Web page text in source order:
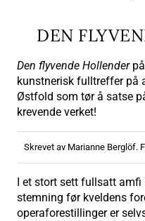
DEN
Den flyvende Hollenderpå
kunstnerisk fulltreffer på
Østfold som tør å satse
krevende verket!
Skrevet av Marianne Berglöf.
I et stort sett fullsatt
stemning før kveldens
operaforestillinger er